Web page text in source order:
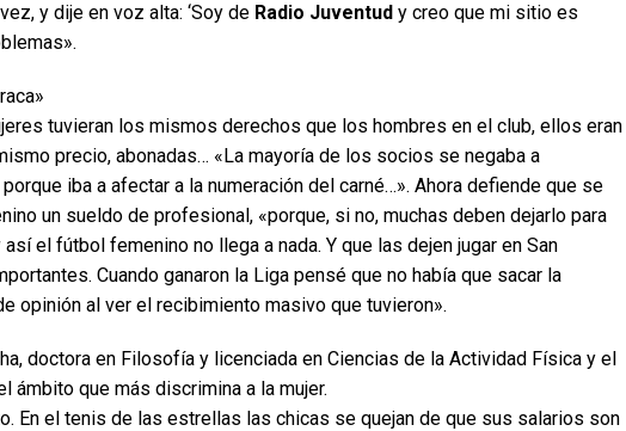
y dije en voz alta: ‘Soy de Radio Juventud y creo que mi sitio es
tuvieran los mismos derechos que los hombres en el club, ellos eran
precio, abonadas… «La mayoría de los socios se negaba a
iba a afectar a la numeración del carné…». Ahora defiende que se
un sueldo de profesional, «porque, si no, muchas deben dejarlo para
el fútbol femenino no llega a nada. Y que las dejen jugar en San
Cuando ganaron la Liga pensé que no había que sacar la
opinión al ver el recibimiento masivo que tuvieron».
doctora en Filosofía y licenciada en Ciencias de la Actividad Física y el
ámbito que más discrimina a la mujer.
En el tenis de las estrellas las chicas se quejan de que sus salarios son